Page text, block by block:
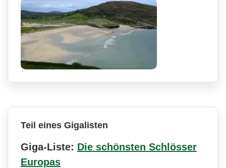
Teil eines Gigalisten
Giga-Liste: Die schönsten Schlösser
Europas